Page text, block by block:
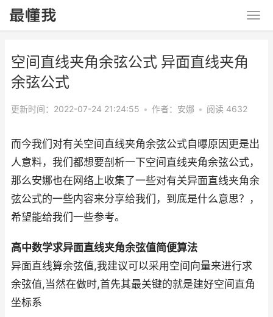
空间直线夹角余弦公式 异面直线夹角
余弦公式
更新时间：2022-07-24 21:24:55 • 作者：安娜 • 阅读 4632
而今我们对有关空间直线夹角余弦公式自曝原因更是出
人意料，我们都想要剖析一下空间直线夹角余弦公式，
那么安娜也在网络上收集了一些对有关异面直线夹角余
弦公式的一些内容来分享给我们，到底是什么意思？，
希望能给我们一些参考。
高中数学求异面直线夹角余弦值简便算法
异面直线算余弦值,我建议可以采用空间向量来进行求
余弦值,当然在做时,首先其最关键的就是建好空间直角
坐标系